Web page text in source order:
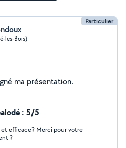
Particulier
les-Bois)
Je n'ai pas encore renseigné ma présentation.
: 5/5
efficace? Merci pour votre
?